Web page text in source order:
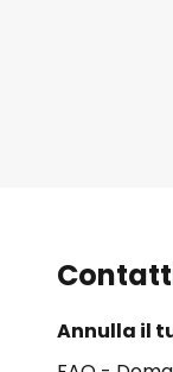
Annulla il